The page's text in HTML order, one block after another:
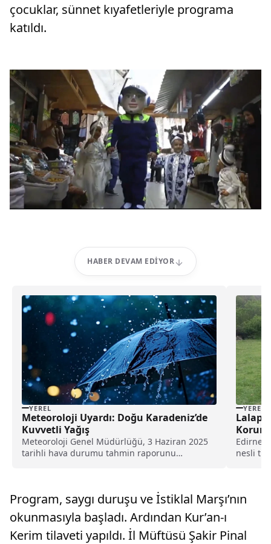
çocuklar, sünnet kıyafetleriyle programa
katıldı.
HABER DEVAM EDIYOR
YEREL
Meteoroloji Uyardı: Doğu Karadeniz’de
Kuvvetli Yağış
Meteoroloji Genel Müdürlüğü, 3 Haziran 2025
tarihli hava durumu tahmin raporunu
YEREL
nesli
Program, saygı duruşu ve İstiklal Marşı’nın
okunmasıyla başladı. Ardından Kur’an-ı
Kerim tilaveti yapıldı. İl Müftüsü Şakir Pinal